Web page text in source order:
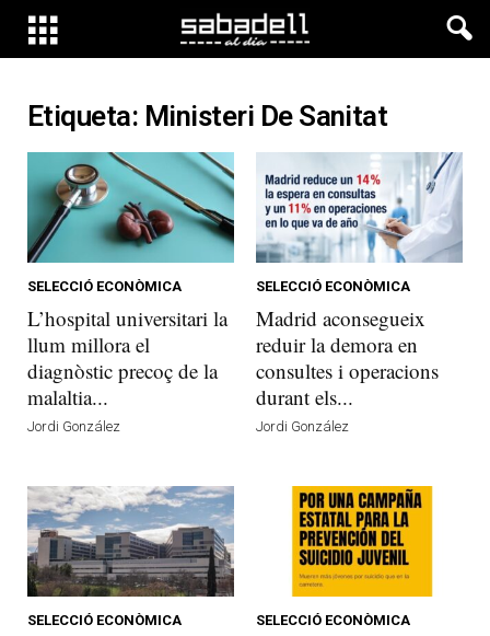
Etiqueta: Ministeri De Sanitat
SELECCIÓ ECONÒMICA
L’hospital universitari la
llum millora el
diagnòstic precoç de la
malaltia...
Jordi González
SELECCIÓ ECONÒMICA
Madrid aconsegueix
reduir la demora en
consultes i operacions
durant els...
Jordi González
SELECCIÓ ECONÒMICA SELECCIÓ ECONÒMICA